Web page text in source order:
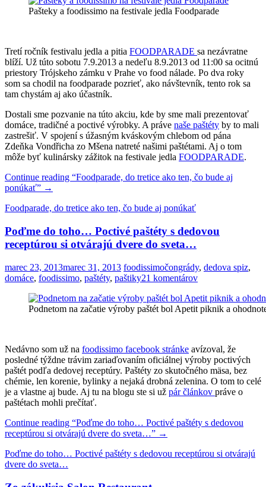
Pašteky a foodissimo na festivale jedla Foodparade
Tretí ročník festivalu jedla a pitia FOODPARADE sa nezávratne
blíží. Už túto sobotu 7.9.2013 a nedeľu 8.9.2013 od 11:00 sa ocitnú
priestory Trójskeho zámku v Prahe vo food nálade. Po dva roky
som sa chodil na foodparade pozrieť, ako návštevník, tento rok sa
tam chystám aj ako účastník.
Dostali sme pozvanie na túto akciu, kde by sme mali prezentovať
domáce, tradičné a poctivé výrobky. A práve naše paštéty by to mali
zastrešiť. V spojení s úžasným kváskovým chlebom od pána
Zdeňka Vondřicha zo Mšena natreté našimi paštétami. Aj o tom
môže byť kulinársky zážitok na festivale jedla FOODPARADE.
Continue reading “Foodparade, do tretice ako ten, čo bude aj
ponúkať” →
Foodparade, do tretice ako ten, čo bude aj ponúkať
Poďme do toho… Poctivé paštéty s dedovou
receptúrou si otvárajú dvere do sveta…
marec 23, 2013marec 31, 2013 foodissimočongrády, dedova spiz,
domáce, foodissimo, paštéty, paštiky21 komentárov
Podnetom na začatie výroby paštét bol Apetit piknik a
Nedávno som už na foodissimo facebook stránke avízoval, že
posledné týždne trávim zariaďovaním oficiálnej výroby poctivých
paštét podľa dedovej receptúry. Paštéty zo skutočného mäsa, bez
chémie, len korenie, bylinky a nejaká drobná zelenina. O tom to celé
je a vlastne aj bude. Aj tu na blogu ste si už pár článkov práve o
paštétach mohli prečítať.
Continue reading “Poďme do toho… Poctivé paštéty s dedovou
receptúrou si otvárajú dvere do sveta…” →
Poďme do toho… Poctivé paštéty s dedovou receptúrou si otvárajú
dvere do sveta…